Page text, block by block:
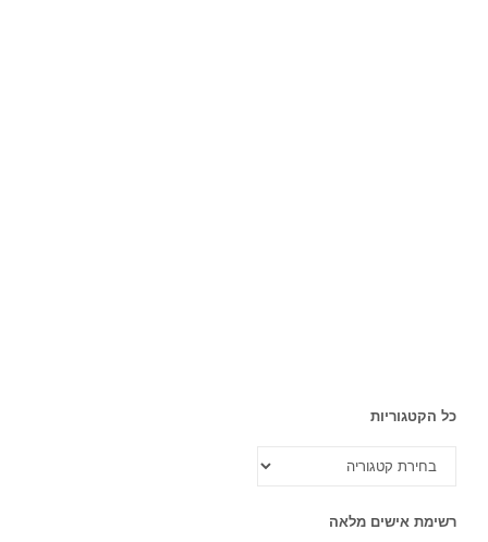
כל הקטגוריות
הקטגוריות
רשימת אישים מלאה